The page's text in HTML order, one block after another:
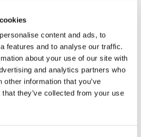
content and ads, to
features and to analyse our traffic.
about your use of our site with
and analytics partners who
other information that you’ve
they’ve collected from your use